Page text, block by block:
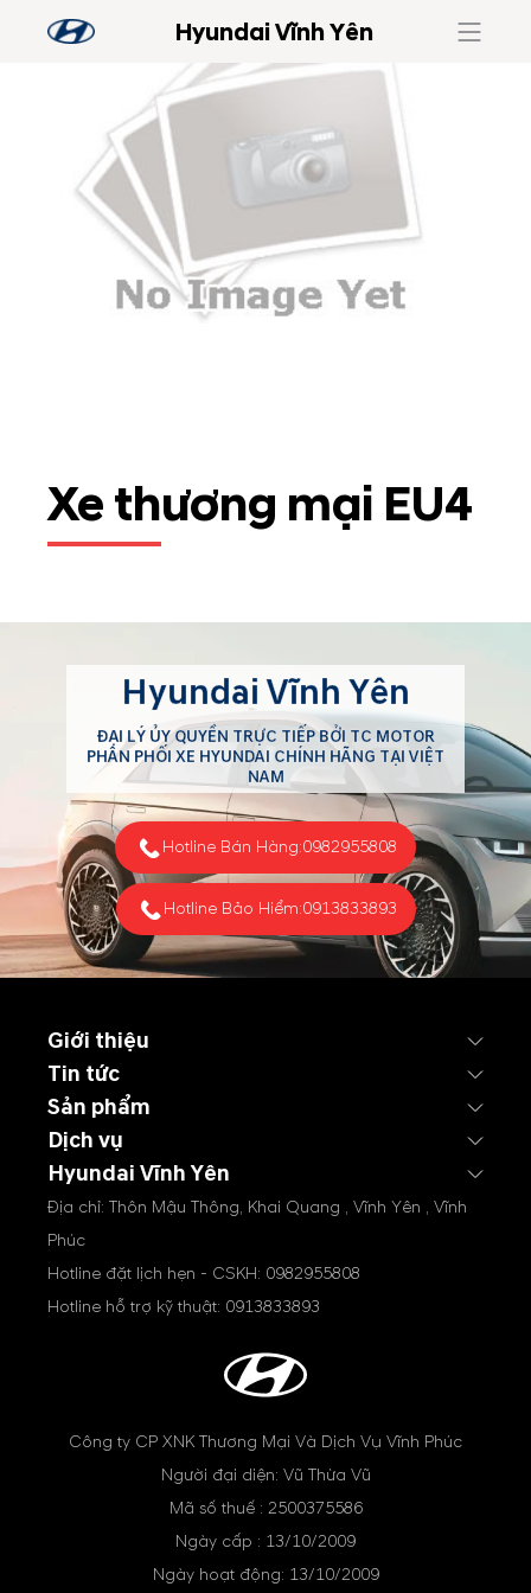
Hyundai Vĩnh Yên
Xe thương mại EU4
Hyundai Vĩnh Yên
ĐẠI LÝ ỦY QUYỀN TRỰC TIẾP BỞI TC MOTOR
PHÂN PHỐI XE HYUNDAI CHÍNH HÃNG TẠI VIỆT
NAM
Hotline Bán Hàng:0982955808
Hotline Bảo Hiểm:0913833893
Giới thiệu
Tin tức
Sản phẩm
Dịch vụ
Hyundai Vĩnh Yên
Địa chỉ: Thôn Mậu Thông, Khai Quang , Vĩnh Yên , Vĩnh
Phúc
Hotline đặt lịch hẹn - CSKH: 0982955808
Hotline hỗ trợ kỹ thuật: 0913833893
Công ty CP XNK Thương Mại Và Dịch Vụ Vĩnh Phúc
Người đại diện: Vũ Thừa Vũ
Mã số thuế : 2500375586
Ngày cấp : 13/10/2009
Ngày hoạt động: 13/10/2009